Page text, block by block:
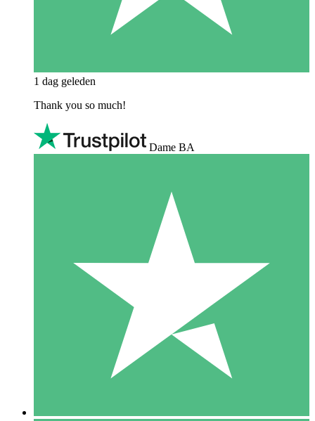
1 dag geleden
Thank you so much!
Dame BA